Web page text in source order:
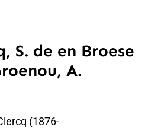
S. de en Broese
A.
(1876-